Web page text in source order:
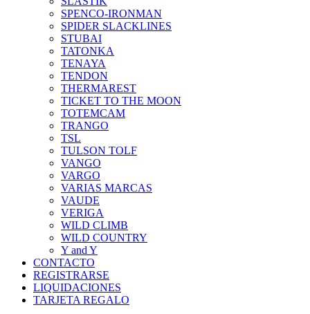
SPENCO-IRONMAN
SPIDER SLACKLINES
STUBAI
TATONKA
TENAYA
TENDON
THERMAREST
TICKET TO THE MOON
TOTEMCAM
TRANGO
TSL
TULSON TOLF
VANGO
VARGO
VARIAS MARCAS
VAUDE
VERIGA
WILD CLIMB
WILD COUNTRY
Y and Y
CONTACTO
REGISTRARSE
LIQUIDACIONES
TARJETA REGALO